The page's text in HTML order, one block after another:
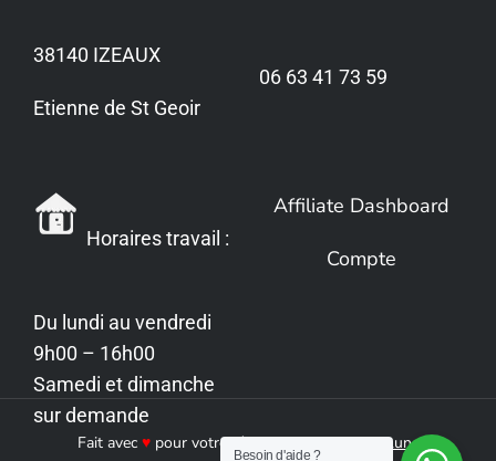
38140 IZEAUX
Etienne de St Geoir
06 63 41 73 59
Horaires travail :
Du lundi au vendredi
9h00 – 16h00
Samedi et dimanche
sur demande
Affiliate Dashboard
Compte
Fait avec ♥pour votre réussite byCendre de Lune
Besoin d'aide ?